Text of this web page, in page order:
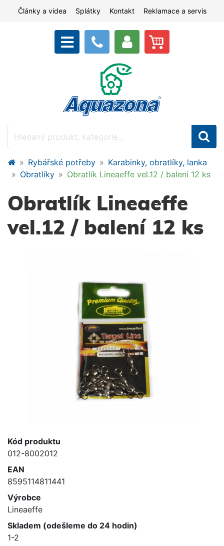
Články a videa Splátky Kontakt Reklamace a servis
Rybářské potřeby
Karabinky, obratlíky, lanka
Obratlíky
Obratlík Lineaeffe vel.12 / balení 12 ks
Obratlík Lineaeffe
vel.12 / balení 12 ks
Kód produktu
012-8002012
EAN
8595114811441
Výrobce
Lineaeffe
Skladem (odešleme do 24 hodin)
1-2